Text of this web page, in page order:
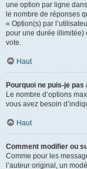
une option par ligne
le nombre de réponses
« Option(s) par
pour une durée illimitée)
vote.
Haut
Pourquoi ne puis-je pas
Le nombre d’options
vous avez besoin
Haut
Comment modifier ou
Comme pour les
l’auteur original, un